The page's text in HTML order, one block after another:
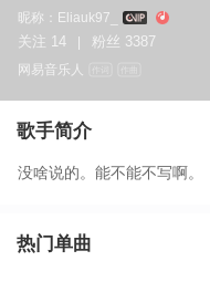
昵称： Eliauk97_
关注 14 粉丝 3387
网易音乐人
歌手简介
没啥说的。能不能不写啊。
热门单曲